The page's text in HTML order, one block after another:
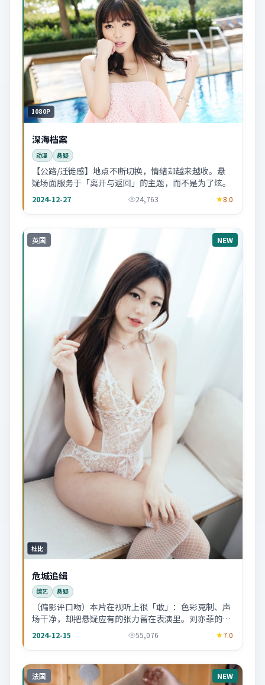
1080P
深海档案
动漫 悬疑
【公路/迁徙感】地点不断切换，情绪却越来越收。悬
疑场面服务于「离开与返回」的主题，而不是为了炫。
2024-12-27 24,763 8.0
英国 NEW
杜比
危城追缉
综艺 悬疑
（偏影评口吻）本片在视听上很「敢」：色彩克制、声
场干净，却把悬疑应有的张力留在表演里。刘亦菲的眉
眼戏值得反复拉片。
2024-12-15 55,076 7.0
法国 NEW